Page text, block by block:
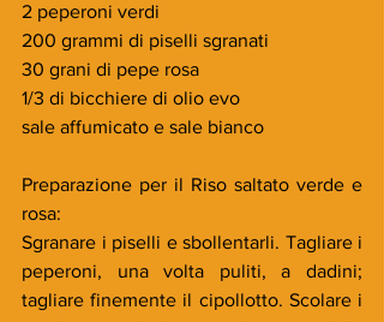
2 peperoni verdi
200 grammi di piselli sgranati
30 grani di pepe rosa
1/3 di bicchiere di olio evo
sale affumicato e sale bianco
Preparazione per il Riso saltato verde e
rosa:
Sgranare i piselli e sbollentarli. Tagliare i
peperoni, una volta puliti, a dadini;
tagliare finemente il cipollotto. Scolare i